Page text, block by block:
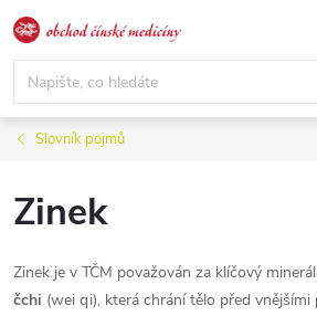
Přejít
na
obsah
Slovník pojmů
Zinek
Zinek je v TČM považován za klíčový
čchi (wei qi), která chrání tělo před vnějšími